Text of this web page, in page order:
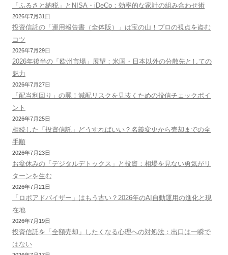
「ふるさと納税」とNISA・iDeCo：効率的な家計の組み合わせ術
2026年7月31日
投資信託の「運用報告書（全体版）」は宝の山！プロの視点を盗む
コツ
2026年7月29日
2026年後半の「欧州市場」展望：米国・日本以外の分散先としての
魅力
2026年7月27日
「配当利回り」の罠！減配リスクを見抜くための投信チェックポイ
ント
2026年7月25日
相続した「投資信託」どうすればいい？名義変更から売却までの全
手順
2026年7月23日
お盆休みの「デジタルデトックス」と投資：相場を見ない勇気がリ
ターンを生む
2026年7月21日
「ロボアドバイザー」はもう古い？2026年のAI自動運用の進化と現
在地
2026年7月19日
投資信託を「全額売却」したくなる心理への対処法：出口は一瞬で
はない